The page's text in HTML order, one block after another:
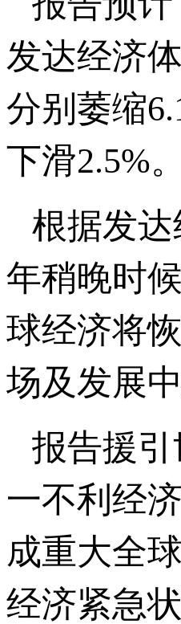
发达经济
分别萎缩
下滑2.5%
根据发
年稍晚时
球经济将
场及发展
报告援
一不利经
成重大全
经济紧急